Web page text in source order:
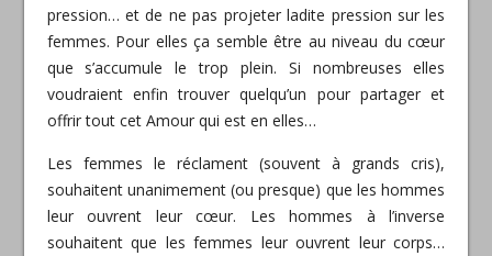
pression… et de ne pas projeter ladite pression sur les
femmes. Pour elles ça semble être au niveau du cœur
que s’accumule le trop plein. Si nombreuses elles
voudraient enfin trouver quelqu’un pour partager et
offrir tout cet Amour qui est en elles…
Les femmes le réclament (souvent à grands cris),
souhaitent unanimement (ou presque) que les hommes
leur ouvrent leur cœur. Les hommes à l’inverse
souhaitent que les femmes leur ouvrent leur corps…